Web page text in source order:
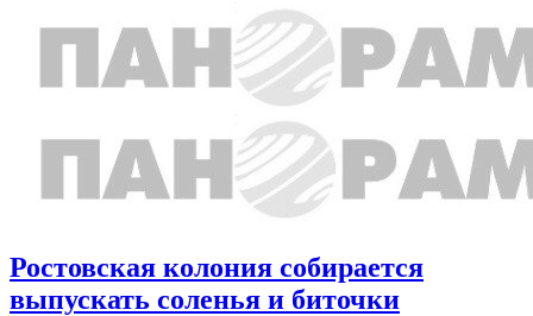
Ростовская колония собирается
выпускать соленья и биточки